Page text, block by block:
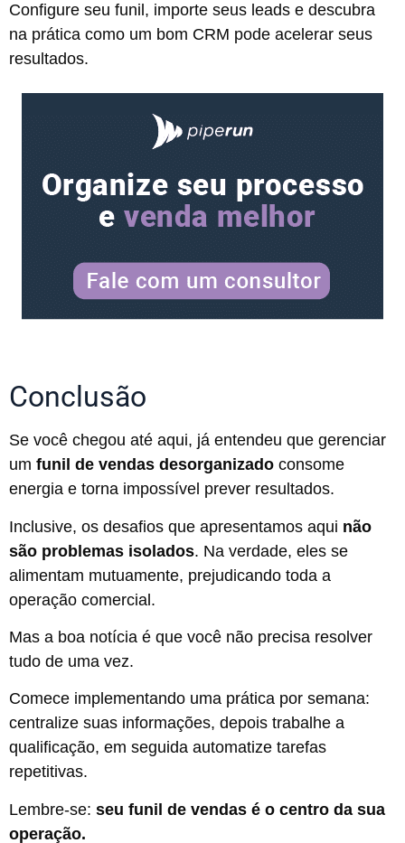
Configure seu funil, importe seus leads e descubra
na prática como um bom CRM pode acelerar seus
resultados.
Conclusão
Se você chegou até aqui, já entendeu que gerenciar
um funil de vendas desorganizado consome
energia e torna impossível prever resultados.
Inclusive, os desafios que apresentamos aqui não
são problemas isolados. Na verdade, eles se
alimentam mutuamente, prejudicando toda a
operação comercial.
Mas a boa notícia é que você não precisa resolver
tudo de uma vez.
Comece implementando uma prática por semana:
centralize suas informações, depois trabalhe a
qualificação, em seguida automatize tarefas
repetitivas.
Lembre-se: seu funil de vendas é o centro da sua
operação.